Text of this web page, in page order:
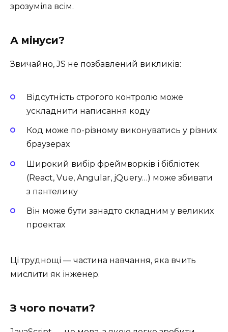
зрозуміла всім.
А мінуси?
Звичайно, JS не позбавлений викликів:
Відсутність строгого контролю може
ускладнити написання коду
Код може по-різному виконуватись у різних
браузерах
Широкий вибір фреймворків і бібліотек
(React, Vue, Angular, jQuery…) може збивати
з пантелику
Він може бути занадто складним у великих
проектах
Ці труднощі — частина навчання, яка вчить
мислити як інженер.
З чого почати?